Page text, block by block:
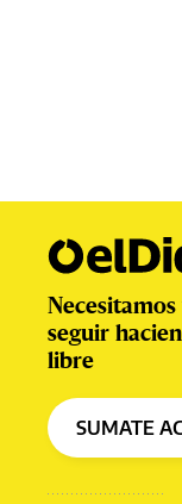
seguir
libre
SUMATE